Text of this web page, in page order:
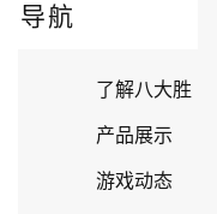
导航
了解八大胜
产品展示
游戏动态